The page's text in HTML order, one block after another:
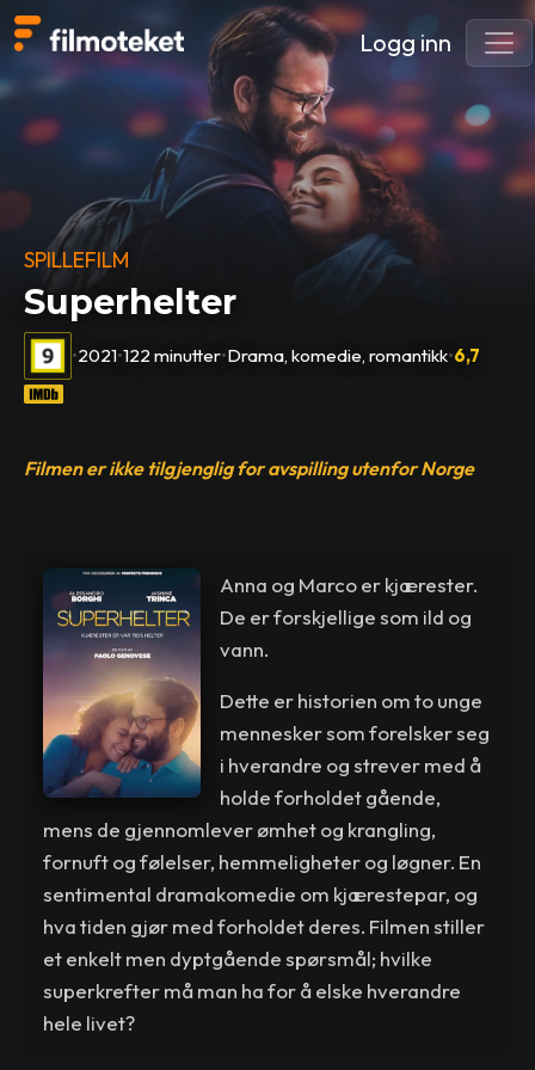
Logg inn
SPILLEFILM
Superhelter
•2021•122 minutter•Drama, komedie, romantikk•6,7
Filmen er ikke tilgjenglig for avspilling utenfor Norge
Anna og Marco er kjærester.
De er forskjellige som ild og
vann.
Dette er historien om to unge
mennesker som forelsker seg
i hverandre og strever med å
holde forholdet gående,
mens de gjennomlever ømhet og krangling,
fornuft og følelser, hemmeligheter og løgner. En
sentimental dramakomedie om kjærestepar, og
hva tiden gjør med forholdet deres. Filmen stiller
et enkelt men dyptgående spørsmål; hvilke
superkrefter må man ha for å elske hverandre
hele livet?